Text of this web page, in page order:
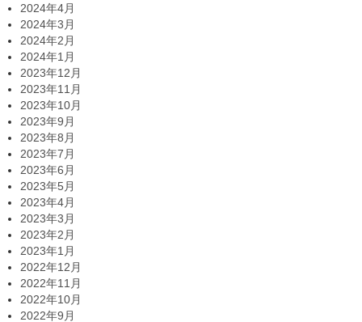
2024年4月
2024年3月
2024年2月
2024年1月
2023年12月
2023年11月
2023年10月
2023年9月
2023年8月
2023年7月
2023年6月
2023年5月
2023年4月
2023年3月
2023年2月
2023年1月
2022年12月
2022年11月
2022年10月
2022年9月